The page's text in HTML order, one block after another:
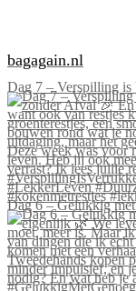
bagagain.nl
Dag 7 – Verspilling
Dag 6 – Gelukkig